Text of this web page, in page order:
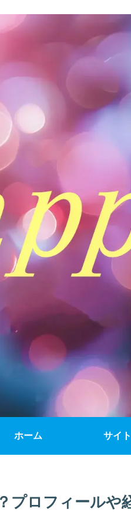
ホーム サイ
プロフィールや